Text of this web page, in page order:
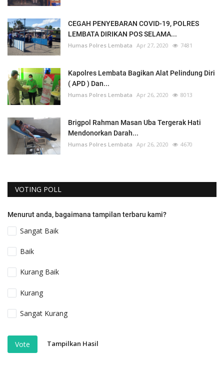
CEGAH PENYEBARAN COVID-19, POLRES
LEMBATA DIRIKAN POS SELAMA...
Humas Polres Lembata Apr 27, 2020 7481
Kapolres Lembata Bagikan Alat Pelindung Diri
( APD ) Dan...
Humas Polres Lembata Apr 26, 2020 8013
Brigpol Rahman Masan Uba Tergerak Hati
Mendonorkan Darah...
Humas Polres Lembata Apr 26, 2020 4670
VOTING POLL
Menurut anda, bagaimana tampilan terbaru kami?
Sangat Baik
Baik
Kurang Baik
Kurang
Sangat Kurang
Vote Tampilkan Hasil